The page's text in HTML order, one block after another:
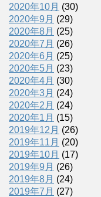
2020年10月 (30)
2020年9月 (29)
2020年8月 (25)
2020年7月 (26)
2020年6月 (25)
2020年5月 (23)
2020年4月 (30)
2020年3月 (24)
2020年2月 (24)
2020年1月 (15)
2019年12月 (26)
2019年11月 (20)
2019年10月 (17)
2019年9月 (26)
2019年8月 (24)
2019年7月 (27)